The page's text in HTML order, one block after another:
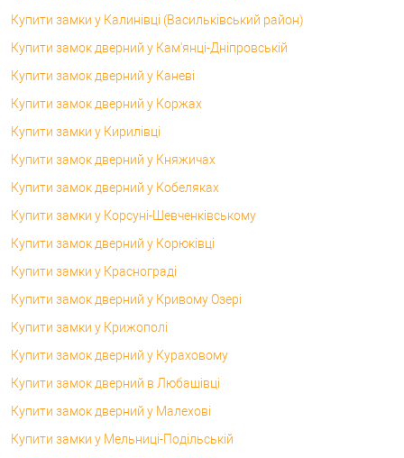
Купити замки у Калинівці (Васильківський район)
Купити замок дверний у Кам'янці-Дніпровській
Купити замок дверний у Каневі
Купити замок дверний у Коржах
Купити замки у Кирилівці
Купити замок дверний у Княжичах
Купити замок дверний у Кобеляках
Купити замки у Корсунi-Шевченківському
Купити замок дверний у Корюківці
Купити замки у Краснограді
Купити замок дверний у Кривому Озері
Купити замки у Крижополі
Купити замок дверний у Кураховому
Купити замок дверний в Любашівці
Купити замок дверний у Малехові
Купити замки у Мельниці-Подільській